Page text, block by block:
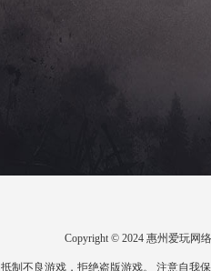
Copyright © 2024 惠州爱玩网
抵制不良游戏，拒绝盗版游戏。 注意自我